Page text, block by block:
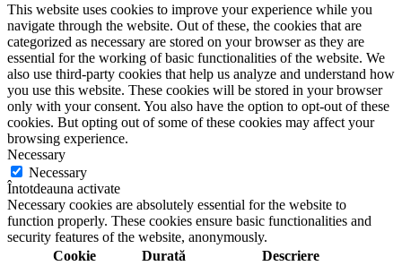
This website uses cookies to improve your experience while you
navigate through the website. Out of these, the cookies that are
categorized as necessary are stored on your browser as they are
essential for the working of basic functionalities of the website. We
also use third-party cookies that help us analyze and understand how
you use this website. These cookies will be stored in your browser
only with your consent. You also have the option to opt-out of these
cookies. But opting out of some of these cookies may affect your
browsing experience.
Necessary
Necessary
Întotdeauna activate
Necessary cookies are absolutely essential for the website to
function properly. These cookies ensure basic functionalities and
security features of the website, anonymously.
Cookie
Durată Descriere